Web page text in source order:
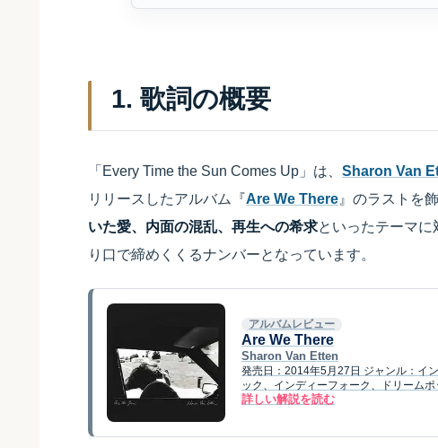
1. 歌詞の概要
「Every Time the Sun Comes Up」は、 Sharon Van
リリースしたアルバム『Are We There 』のラストを
いた愛、内面の混乱、再生への希求といったテーマ
り口で締めくくるナンバーとなっています。
アルバムレビュー
Are We There
Sharon Van Etten
発売日：2014年5月27日 ジャンル：イ
ック、インディーフォーク、ドリーム
詳しい解説を読む